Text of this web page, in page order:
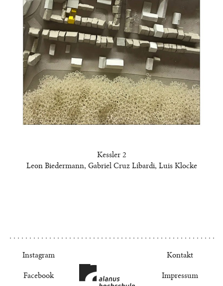
Kessler 2
Leon Biedermann, Gabriel Cruz Libardi, Luis Klocke
Instagram
Facebook
Kontakt
Impressum